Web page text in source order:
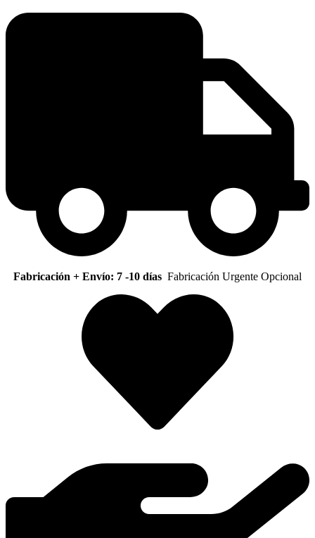
Fabricación + Envío: 7 -10 días Fabricación Urgente Opcional